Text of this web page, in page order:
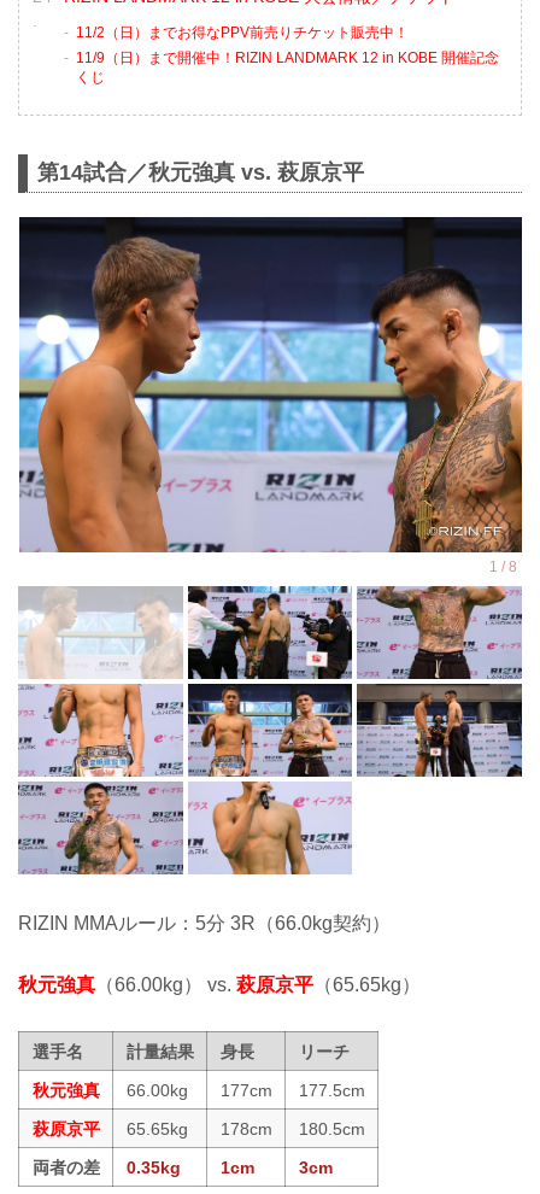
11/2（日）までお得なPPV前売りチケット販売中！
11/9（日）まで開催中！RIZIN LANDMARK 12 in KOBE 開催記念
くじ
第14試合／秋元強真 vs. 萩原京平
RIZIN MMAルール：5分 3R（66.0kg契約）
秋元強真 （66.00kg） vs. 萩原京平 （65.65kg）
選手名 計量結果 身長
リーチ
秋元強真
66.00kg 177cm
177.5cm
萩原京平
65.65kg 178cm
180.5cm
両者の差
0.35kg 1cm 3cm